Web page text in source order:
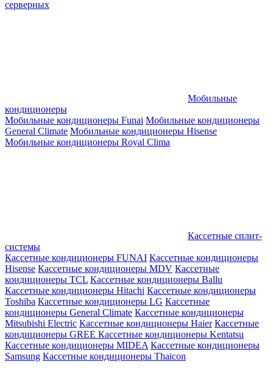
серверных
Мобильные
кондиционеры
Мобильные кондиционеры Funai Мобильные кондиционеры
General Climate Мобильные кондиционеры Hisense
Мобильные кондиционеры Royal Clima
Кассетные сплит-
системы
Кассетные кондиционеры FUNAI Кассетные кондиционеры
Hisense Кассетные кондиционеры MDV Кассетные
кондиционеры TCL Кассетные кондиционеры Ballu
Кассетные кондиционеры Hitachi Кассетные кондиционеры
Toshiba Кассетные кондиционеры LG Кассетные
кондиционеры General Climate Кассетные кондиционеры
Mitsubishi Electric Кассетные кондиционеры Haier Кассетные
кондиционеры GREE Кассетные кондиционеры Kentatsu
Кассетные кондиционеры MIDEA Кассетные кондиционеры
Samsung Кассетные кондиционеры Thaicon